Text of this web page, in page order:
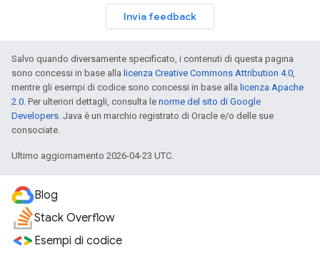
Invia feedback
Salvo quando diversamente specificato, i contenuti di questa pagina
sono concessi in base alla licenza Creative Commons Attribution 4.0,
mentre gli esempi di codice sono concessi in base alla licenza Apache
2.0. Per ulteriori dettagli, consulta le norme del sito di Google
Developers. Java è un marchio registrato di Oracle e/o delle sue
consociate.
Ultimo aggiornamento 2026-04-23 UTC.
Blog
Stack Overflow
Esempi di codice